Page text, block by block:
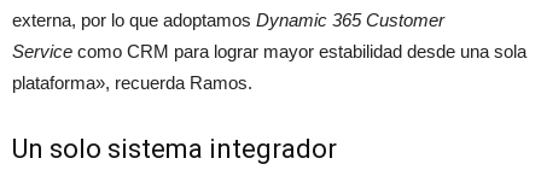
externa, por lo que adoptamos Dynamic 365 Customer
Service como CRM para lograr mayor estabilidad desde una sola
plataforma», recuerda Ramos.
Un solo sistema integrador